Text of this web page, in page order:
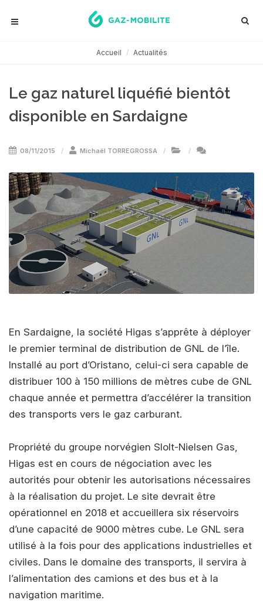
Accueil Actualités
Le gaz naturel liquéfié bientôt
disponible en Sardaigne
08/11/2015 Michaël TORREGROSSA
En Sardaigne, la société Higas s’apprête à déployer
le premier terminal de distribution de GNL de l’île.
Installé au port d’Oristano, celui-ci sera capable de
distribuer 100 à 150 millions de mètres cube de GNL
chaque année et permettra d’accélérer la transition
des transports vers le gaz carburant.
Propriété du groupe norvégien Slolt-Nielsen Gas,
Higas est en cours de négociation avec les
autorités pour obtenir les autorisations nécessaires
à la réalisation du projet. Le site devrait être
opérationnel en 2018 et accueillera six réservoirs
d’une capacité de 9000 mètres cube. Le GNL sera
utilisé à la fois pour des applications industrielles et
civiles. Dans le domaine des transports, il servira à
l’alimentation des camions et des bus et à la
navigation maritime.